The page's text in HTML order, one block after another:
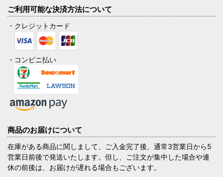
ご利用可能な決済方法について
・クレジットカード
・コンビニ払い
商品のお届けについて
在庫がある商品に関しまして、ご入金完了後、通常3営業日から5
営業日前後で発送いたします。但し、ご注文が集中した場合や連
休の前後は、お届けが遅れる場合もございます。